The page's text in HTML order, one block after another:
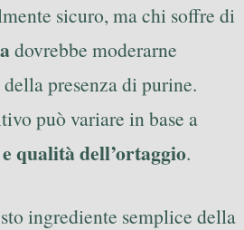
sicuro, ma chi soffre di
dovrebbe moderarne
della presenza di purine.
può variare in base a
qualità dell’ortaggio.
ingrediente semplice della